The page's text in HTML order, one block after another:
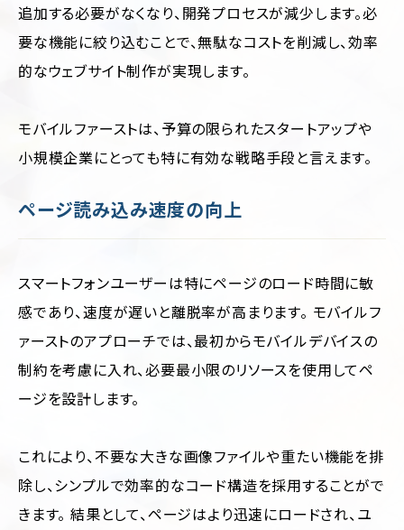
追加する必要がなくなり、開発プロセスが減少します。必
要な機能に絞り込むことで、無駄なコストを削減し、効率
的なウェブサイト制作が実現します。
モバイルファーストは、予算の限られたスタートアップや
小規模企業にとっても特に有効な戦略手段と言えます。
ページ読み込み速度の向上
スマートフォンユーザーは特にページのロード時間に敏
感であり、速度が遅いと離脱率が高まります。 モバイルフ
ァーストのアプローチでは、最初からモバイルデバイスの
制約を考慮に入れ、必要最小限のリソースを使用してペ
ージを設計します。
これにより、不要な大きな画像ファイルや重たい機能を排
除し、シンプルで効率的なコード構造を採用することがで
きます。 結果として、ページはより迅速にロードされ、ユ